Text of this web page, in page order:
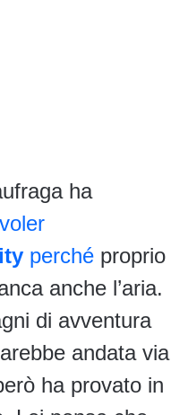
ha
voler
perché proprio
anche l’aria.
di avventura
andata via
ha provato in